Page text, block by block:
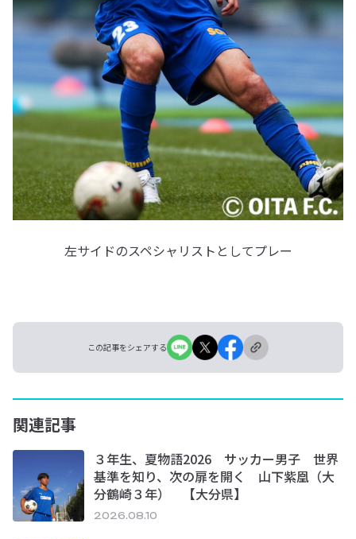
左サイドのスペシャリストとしてプレー
この記事をシェアする
関連記事
３年生、夏物語2026 サッカー男子 世界
基準を知り、次の扉を開く 山下紫凰（大
分鶴崎３年） 【大分県】
2026.08.10